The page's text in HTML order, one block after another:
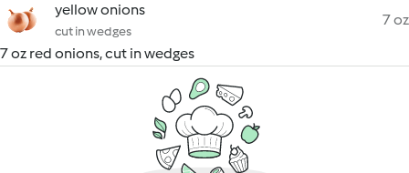
yellow onions
cut in wedges
7 oz
7 oz red onions, cut in wedges